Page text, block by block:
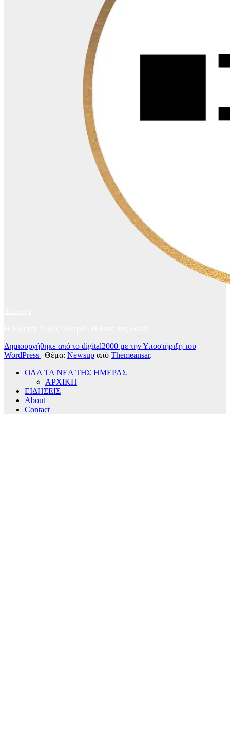
Δημιουργήθηκε από το digital2000 με την Υποστήριξη του
WordPress | Θέμα: Newsup από Themeansar.
ΟΛΑ ΤΑ ΝΕΑ ΤΗΣ ΗΜΕΡΑΣ
ΑΡΧΙΚΗ
ΕΙΔΗΣΕΙΣ
About
Contact